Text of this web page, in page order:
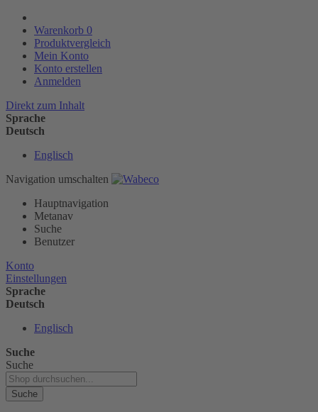
Warenkorb 0
Produktvergleich
Mein Konto
Konto erstellen
Anmelden
Direkt zum Inhalt
Sprache
Deutsch
Englisch
Navigation umschalten
Hauptnavigation
Metanav
Suche
Benutzer
Konto
Einstellungen
Sprache
Deutsch
Englisch
Suche
Suche
Suche